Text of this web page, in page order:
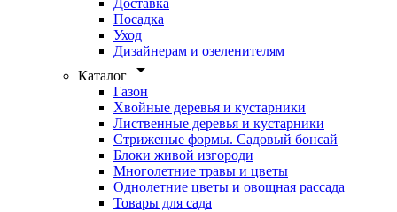
Доставка
Посадка
Уход
Дизайнерам и озеленителям
Каталог
arrow_drop_down
Газон
Хвойные деревья и кустарники
Лиственные деревья и кустарники
Стриженые формы. Садовый бонсай
Блоки живой изгороди
Многолетние травы и цветы
Однолетние цветы и овощная рассада
Товары для сада